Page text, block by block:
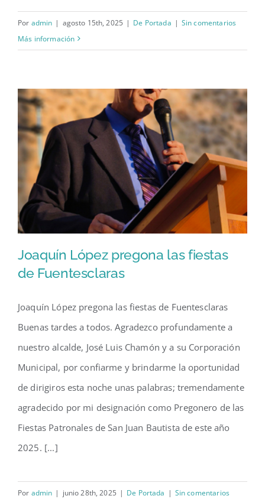
Por admin | agosto 15th, 2025 | De Portada | Sin comentarios
Más información
Joaquín López pregona las
fiestas de Fuentesclaras
Joaquín López pregona las fiestas
de Fuentesclaras
Joaquín López pregona las fiestas de Fuentesclaras
Buenas tardes a todos. Agradezco profundamente a
nuestro alcalde, José Luis Chamón y a su Corporación
Municipal, por confiarme y brindarme la oportunidad
de dirigiros esta noche unas palabras; tremendamente
agradecido por mi designación como Pregonero de las
Fiestas Patronales de San Juan Bautista de este año
2025. [...]
Por admin | junio 28th, 2025 | De Portada | Sin comentarios